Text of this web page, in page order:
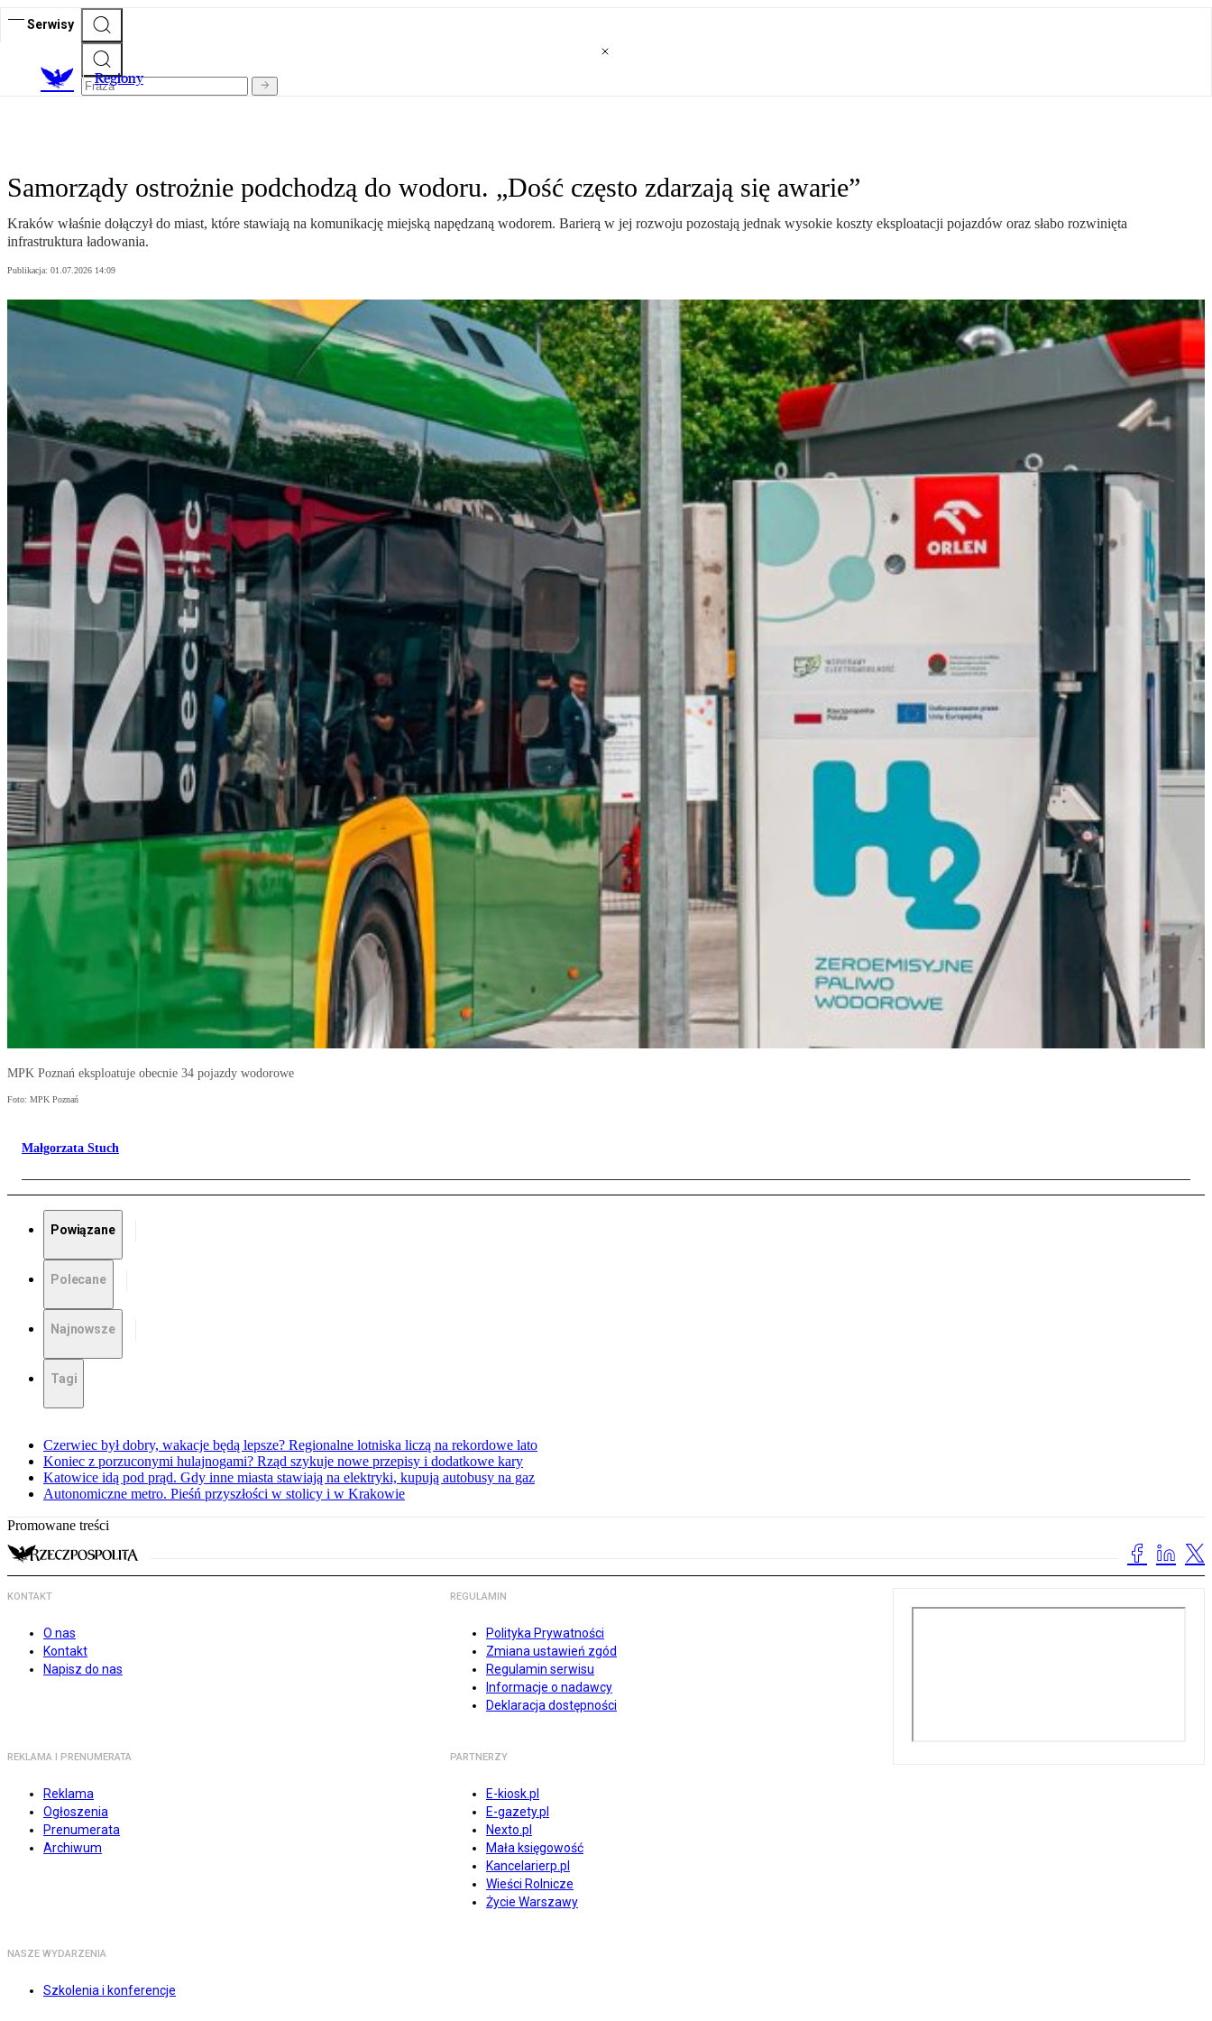
Serwisy
Regiony
Samorządy ostrożnie podchodzą do wodoru. „Dość często zdarzają się awarie”
Kraków właśnie dołączył do miast, które stawiają na komunikację miejską napędzaną wodorem. Barierą w jej rozwoju pozostają jednak wysokie koszty eksploatacji pojazdów oraz słabo rozwinięta
infrastruktura ładowania.
Publikacja: 01.07.2026 14:09
MPK Poznań eksploatuje obecnie 34 pojazdy wodorowe
Foto: MPK Poznań
Małgorzata Stuch
Powiązane
Polecane
Najnowsze
Tagi
Czerwiec był dobry, wakacje będą lepsze? Regionalne lotniska liczą na rekordowe lato
Koniec z porzuconymi hulajnogami? Rząd szykuje nowe przepisy i dodatkowe kary
Katowice idą pod prąd. Gdy inne miasta stawiają na elektryki, kupują autobusy na gaz
Autonomiczne metro. Pieśń przyszłości w stolicy i w Krakowie
Promowane treści
KONTAKT
O nas
Kontakt
Napisz do nas
REGULAMIN
Polityka Prywatności
Zmiana ustawień zgód
Regulamin serwisu
Informacje o nadawcy
Deklaracja dostępności
REKLAMA I PRENUMERATA
Reklama
Ogłoszenia
Prenumerata
Archiwum
PARTNERZY
E-kiosk.pl
E-gazety.pl
Nexto.pl
Mała księgowość
Kancelarierp.pl
Wieści Rolnicze
Życie Warszawy
NASZE WYDARZENIA
Szkolenia i konferencje